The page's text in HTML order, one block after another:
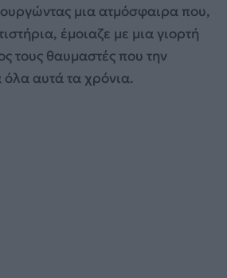
μια ατμόσφαιρα που,
έμοιαζε με μια γιορτή
τους θαυμαστές που την
αυτά τα χρόνια.